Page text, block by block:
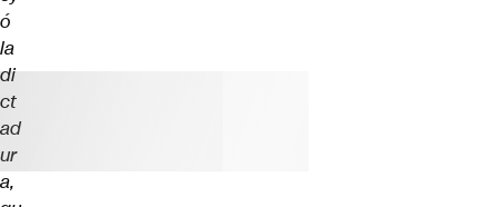
ó
la
di
ct
ad
ur
a,